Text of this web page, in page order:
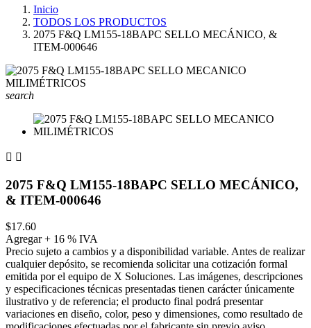
Inicio
TODOS LOS PRODUCTOS
2075 F&Q LM155-18BAPC SELLO MECÁNICO, &
ITEM-000646
search
 
2075 F&Q LM155-18BAPC SELLO MECÁNICO,
& ITEM-000646
$17.60
Agregar + 16 % IVA
Precio sujeto a cambios y a disponibilidad variable. Antes de realizar
cualquier depósito, se recomienda solicitar una cotización formal
emitida por el equipo de X Soluciones. Las imágenes, descripciones
y especificaciones técnicas presentadas tienen carácter únicamente
ilustrativo y de referencia; el producto final podrá presentar
variaciones en diseño, color, peso y dimensiones, como resultado de